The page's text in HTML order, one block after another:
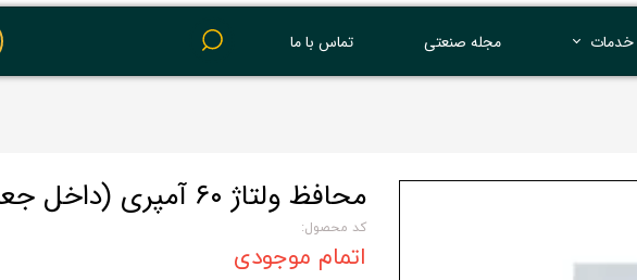
خدمات مجله صنعتی تماس با ما
محافظ ولتاژ ۶۰ آمپری (داخل جعبه فیوز)
کد محصول:
اتمام موجودی